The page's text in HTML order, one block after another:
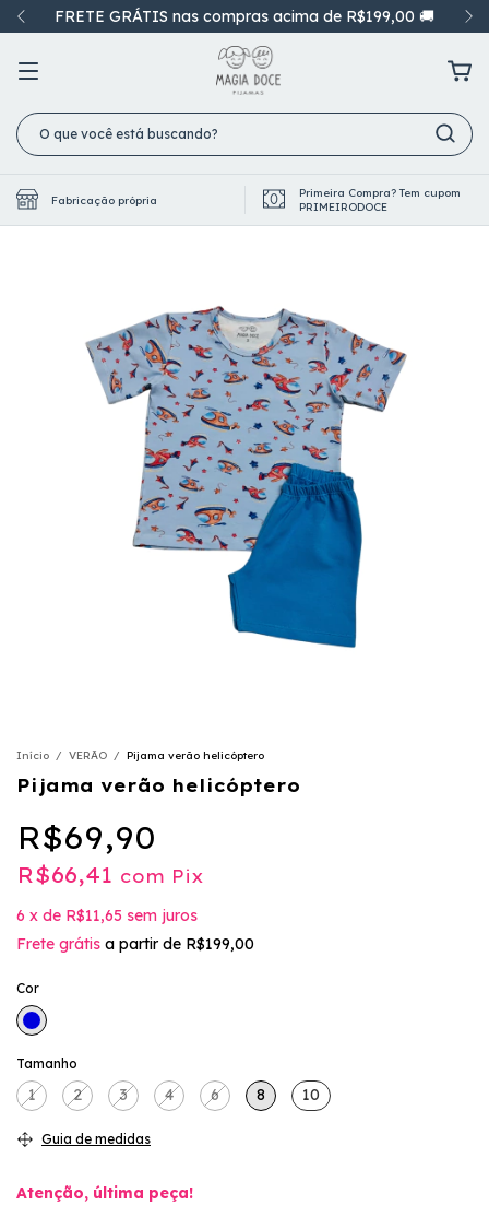
FRETE GRÁTIS nas compras acima de R$199,00 🚚
Fabricação própria
Primeira Compra? Tem cupom
PRIMEIRODOCE
Início / VERÃO / Pijama verão helicóptero
Pijama verão helicóptero
R$69,90
R$66,41 com Pix
6 x de R$11,65 sem juros
Frete grátis a partir de R$199,00
Cor
Tamanho
1 2 3 4 6 8 10
Guia de medidas
Atenção, última peça!